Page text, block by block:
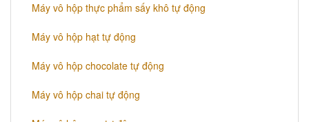
Máy vô hộp thực phẩm sấy khô tự động
Máy vô hộp hạt tự động
Máy vô hộp chocolate tự động
Máy vô hộp chai tự động